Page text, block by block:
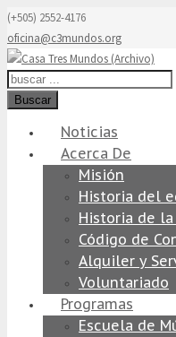
(+505) 2552-4176
oficina@c3mundos.org
Buscar
Noticias
Acerca De
Misión
Historia del
Historia de la
Código de
Alquiler y
Voluntariado
Programas
Escuela de